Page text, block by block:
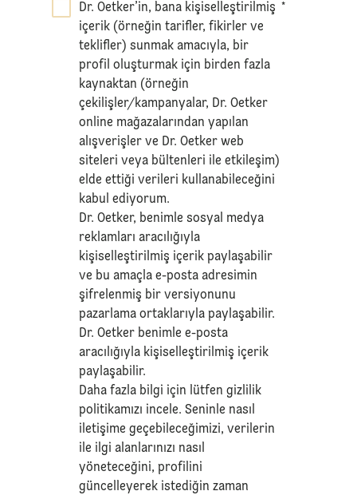
Dr. Oetker’in, bana kişiselleştirilmiş
içerik (örneğin tarifler, fikirler ve
teklifler) sunmak amacıyla, bir
profil oluşturmak için birden fazla
kaynaktan (örneğin
çekilişler/kampanyalar, Dr. Oetker
online mağazalarından yapılan
alışverişler ve Dr. Oetker web
siteleri veya bültenleri ile etkileşim)
elde ettiği verileri kullanabileceğini
kabul ediyorum.
Dr. Oetker, benimle sosyal medya
reklamları aracılığıyla
kişiselleştirilmiş içerik paylaşabilir
ve bu amaçla e-posta adresimin
şifrelenmiş bir versiyonunu
pazarlama ortaklarıyla paylaşabilir.
Dr. Oetker benimle e-posta
aracılığıyla kişiselleştirilmiş içerik
paylaşabilir.
Daha fazla bilgi için lütfengizlilik
politikamızı incele. Seninle nasıl
iletişime geçebileceğimizi, verilerin
ile ilgi alanlarınızı nasıl
yöneteceğini, profilini
güncelleyerek istediğin zaman
*